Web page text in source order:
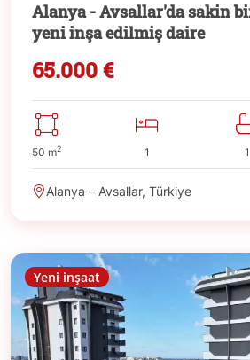
Alanya - Avsallar'da sakin
yeni inşa edilmiş daire
65.000 €
50 m2 1 1
Alanya – Avsallar, Türkiye
Yeni inşaat